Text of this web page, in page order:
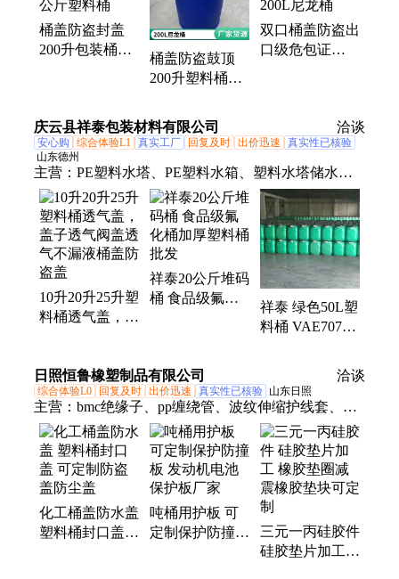
桶、200升钢塑复合桶、200升高清磷化桶、20-50升
内涂桶
桶盖防盗封盖
200升包装桶出
桶盖防盗鼓顶
200升塑料桶出
桶食品级
双口桶盖防盗出
口级危包证
庆云县祥泰包装材料有限公司 洽谈
安心购 综合体验L1 真实工厂 回复及时 出价迅速
真实性已核验
山东德州
主营： PE塑料水塔、PE塑料水箱、塑料水塔储水
罐、防盗盖、25升堆码桶、20升塑料桶、25升塑料
桶、50升塑料桶、10吨塑料桶、15吨塑料桶、20吨塑
料桶、30吨塑料桶、60升抱箍桶、8吨塑料桶、50吨
塑料桶、10吨卧式塑料桶、20吨卧式塑料水罐、25公
斤塑料桶、50公斤塑料桶、10吨塑料水塔、20吨塑料
罐、30吨立式塑料罐、10公斤塑料桶
10升20升25升塑
料桶透气盖，盖
盖
祥泰20公斤堆码
桶 食品级氟化
祥泰 绿色50L塑
料桶 VAE707乳
盖带内塞密封条
不漏液
日照恒鲁橡塑制品有限公司 洽谈
综合体验L0 回复及时 出价迅速 真实性已核验 山东日照
主营： bmc绝缘子、pp缠绕管、波纹伸缩护线套、化
工桶盖、阀门堵盖、硅胶发泡密封垫、线束护帽、橡
胶护套
化工桶盖防水盖
塑料桶封口盖
吨桶用护板 可
定制保护防撞板
三元一丙硅胶件
硅胶垫片加工